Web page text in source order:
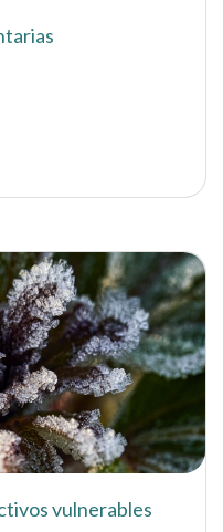
vulnerables